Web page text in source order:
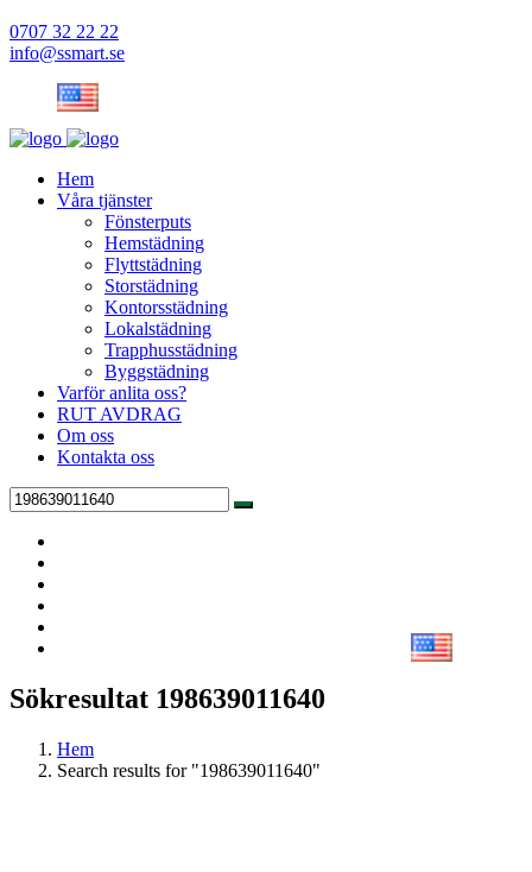
0707 32 22 22
info@ssmart.se
Hem
Våra tjänster
Fönsterputs
Hemstädning
Flyttstädning
Storstädning
Kontorsstädning
Lokalstädning
Trapphusstädning
Byggstädning
Varför anlita oss?
RUT AVDRAG
Om oss
Kontakta oss
Sökresultat 198639011640
Hem
Search results for "198639011640"